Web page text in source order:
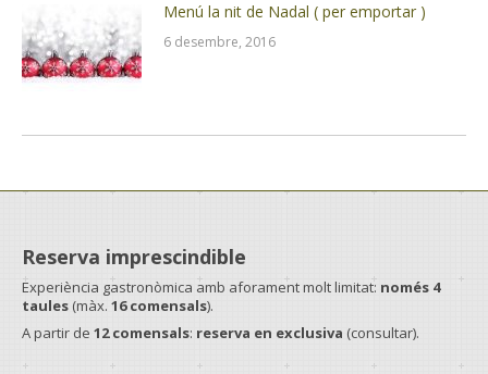
Menú la nit de Nadal ( per emportar )
6 desembre, 2016
Reserva imprescindible
Experiència gastronòmica amb aforament molt limitat: només 4
taules (màx. 16 comensals).
A partir de 12 comensals: reserva en exclusiva (consultar).